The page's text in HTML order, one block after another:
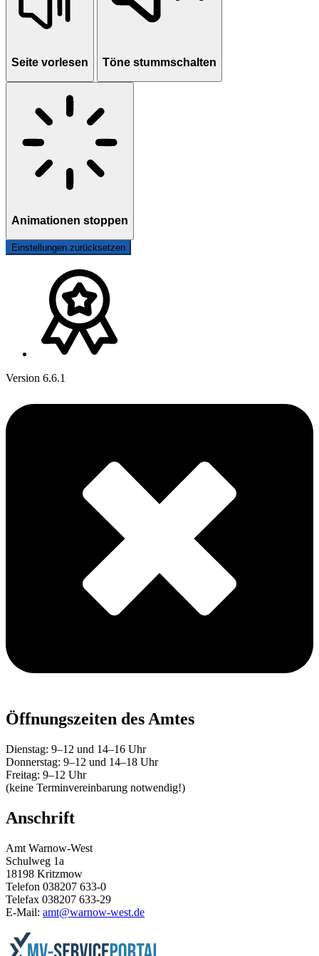
Seite vorlesen Töne stummschalten
Animationen stoppen
Einstellungen zurücksetzen
Version 6.6.1
Öffnungszeiten des Amtes
Dienstag: 9–12 und 14–16 Uhr
Donnerstag: 9–12 und 14–18 Uhr
Freitag: 9–12 Uhr
(keine Terminvereinbarung notwendig!)
Anschrift
Amt Warnow-West
Schulweg 1a
18198 Kritzmow
Telefon 038207 633-0
Telefax 038207 633-29
E-Mail: amt@warnow-west.de